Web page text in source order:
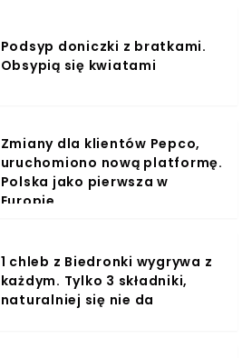
Podsyp doniczki z bratkami.
Obsypią się kwiatami
Zmiany dla klientów Pepco,
uruchomiono nową platformę.
Polska jako pierwsza w
Europie
1 chleb z Biedronki wygrywa z
każdym. Tylko 3 składniki,
naturalniej się nie da